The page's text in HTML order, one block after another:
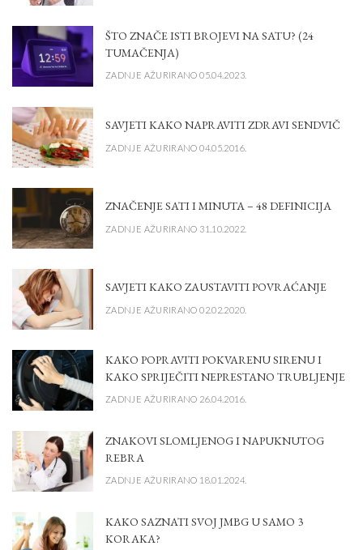
ŠTO ZNAČE ISTI BROJEVI NA SATU? (24
TUMAČENJA)
ZADNJE AŽURIRANO 05.04.2023.
SAVJETI KAKO NAPRAVITI ZDRAVI SENDVIČ
ZADNJE AŽURIRANO 04.05.2016.
ZNAČENJE SATI I MINUTA – 48 DEFINICIJA
ZADNJE AŽURIRANO 31.10.2022.
SAVJETI KAKO ZAUSTAVITI POVRAĆANJE
ZADNJE AŽURIRANO 02.02.2020.
KAKO POPRAVITI POKVARENU SIRENU I
KAKO SPRIJEČITI NEPRESTANO TRUBLJENJE
ZADNJE AŽURIRANO 26.04.2016.
ZNAKOVI SLOMLJENOG I NAPUKNUTOG
REBRA
ZADNJE AŽURIRANO 18.01.2024.
KAKO SAZNATI SVOJ JMBG U SAMO 3
KORAKA?